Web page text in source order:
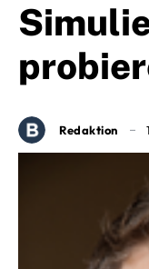
Redaktion